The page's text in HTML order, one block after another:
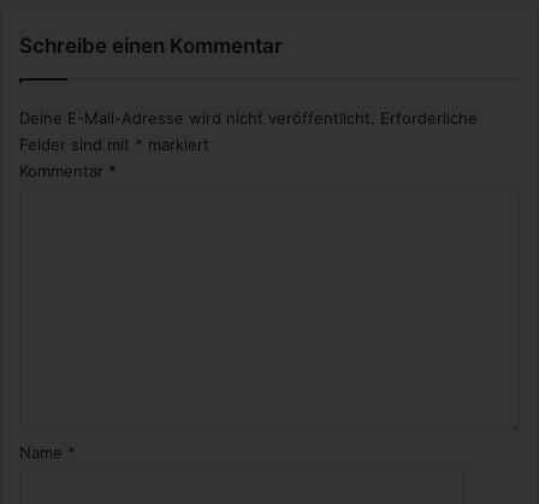
l
i
Schreibe einen Kommentar
Deine E-Mail-Adresse wird nicht veröffentlicht.
Erforderliche
Felder sind mit * markiert
Kommentar *
Name *